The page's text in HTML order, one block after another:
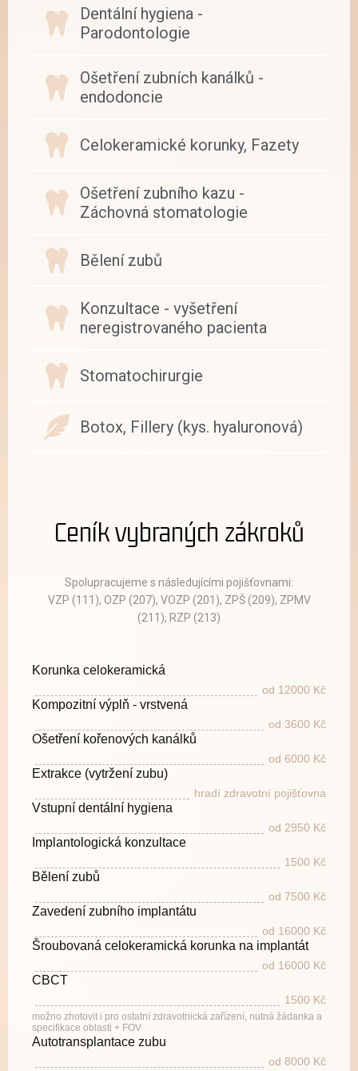
Dentální hygiena -
Parodontologie
Ošetření zubních kanálků -
endodoncie
Celokeramické korunky, Fazety
Ošetření zubního kazu -
Záchovná stomatologie
Bělení zubů
Konzultace - vyšetření
neregistrovaného pacienta
Stomatochirurgie
Botox, Fillery (kys. hyaluronová)
Ceník vybraných zákroků
Spolupracujeme s následujícími pojišťovnami:
VZP (111), OZP (207), VOZP (201), ZPŠ (209), ZPMV
(211), RZP (213)
Korunka celokeramická
od 12000 Kč
Kompozitní výplň - vrstvená
od 3600 Kč
Ošetření kořenových kanálků
od 6000 Kč
Extrakce (vytržení zubu)
hradí zdravotní pojišťovna
Vstupní dentální hygiena
od 2950 Kč
Implantologická konzultace
1500 Kč
Bělení zubů
od 7500 Kč
Zavedení zubního implantátu
od 16000 Kč
Šroubovaná celokeramická korunka na implantát
od 16000 Kč
CBCT
1500 Kč
možno zhotovit i pro ostatní zdravotnická zařízení, nutná žádanka a
specifikace oblasti + FOV
Autotransplantace zubu
od 8000 Kč